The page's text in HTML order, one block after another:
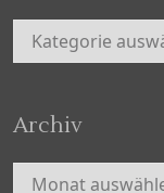
Kategorien
Archiv
Archiv